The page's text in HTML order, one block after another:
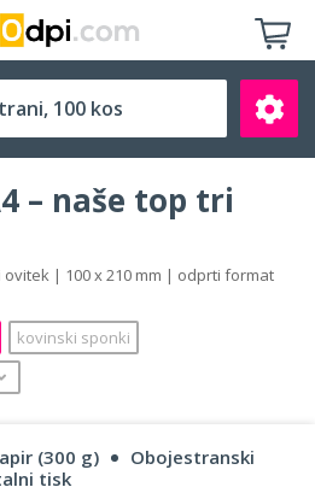
Išči
– naše top tri
| 100 x 210 mm | odprti format
kovinski sponki
(300 g)
Obojestranski
tisk